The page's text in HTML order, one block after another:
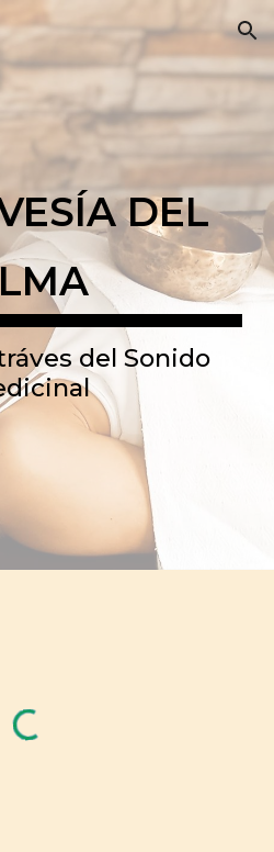
Skip to navigation
DEL
del Sonido